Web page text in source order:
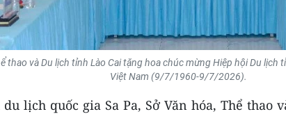
thao và Du lịch tỉnh Lào Cai tặng hoa chúc mừng Hiệp hội Du lịch
Việt Nam (9/7/1960-9/7/2026).
lịch quốc gia Sa Pa, Sở Văn hóa, Thể thao